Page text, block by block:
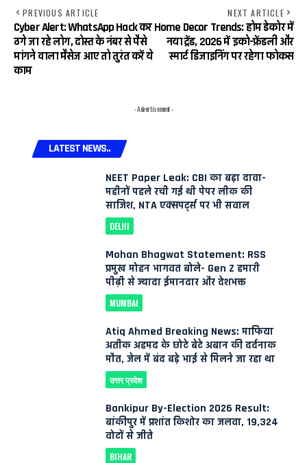
PREVIOUS ARTICLE
Cyber ​​Alert: WhatsApp Hack कर
ठगे जा रहे लोग, दोस्त के नंबर से पैसे
मांगने वाला मैसेज आए तो तुरंत करें ये
काम
NEXT ARTICLE
Home Decor Trends: होम डेकोर में
नया ट्रेंड, 2026 में इको-फ्रेंडली और
स्मार्ट डिजाइनिंग पर रहेगा फोकस
- Advertisement -
LATEST NEWS..
NEET Paper Leak: CBI का बड़ा दावा-
महीनों पहले रची गई थी पेपर लीक की
साजिश, NTA एक्सपर्ट्स पर भी सवाल
DELHI
Mohan Bhagwat Statement: RSS
प्रमुख मोहन भागवत बोले- Gen Z हमारी
पीढ़ी से ज्यादा ईमानदार और देशभक्त
MUMBAI
Atiq Ahmed Breaking News: माफिया
अतीक अहमद के छोटे बेटे अबान की दर्दनाक
मौत, जेल में बंद बड़े भाई से मिलने जा रहा था
उत्तर प्रदेश
Bankipur By-Election 2026 Result:
बांकीपुर में प्रशांत किशोर का जलवा, 19,324
वोटों से जीते
BIHAR